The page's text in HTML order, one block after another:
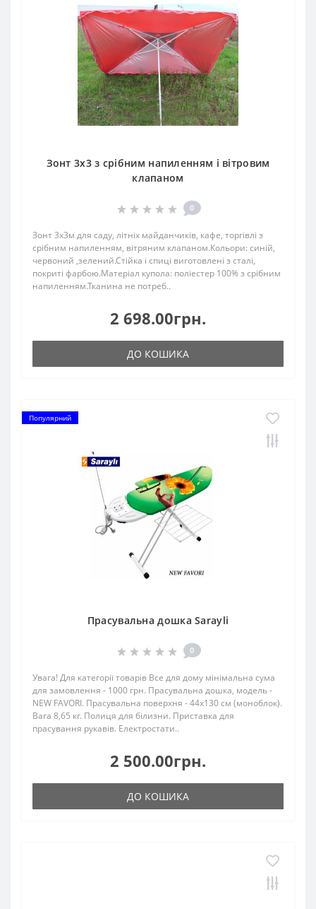
Зонт 3х3 з срібним напиленням і вітровим
клапаном
0
Зонт 3х3м для саду, літніх майданчиків, кафе, торгівлі з
срібним напиленням, вітряним клапаном.Кольори: синій,
червоний ,зелений.Стійка і спиці виготовлені з сталі,
покриті фарбою.Матеріал купола: поліестер 100% з срібним
напиленням.Тканина не потреб..
2 698.00грн.
ДО КОШИКА
Популярний
Прасувальна дошка Sarayli
0
Увага! Для категорії товарів Все для дому мінімальна сума
для замовлення - 1000 грн. Прасувальна дошка, модель -
NEW FAVORI. Прасувальна поверхня - 44x130 см (моноблок).
Вага 8,65 кг. Полиця для білизни. Приставка для
прасування рукавів. Електростати..
2 500.00грн.
ДО КОШИКА